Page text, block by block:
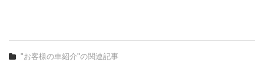
"お客様の車紹介"の関連記事